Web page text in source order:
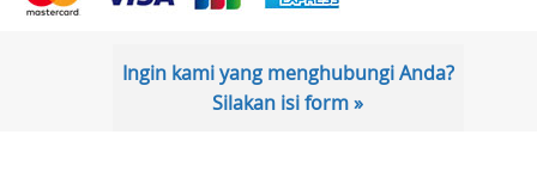
Ingin kami yang menghubungi Anda?
Silakan isi form »